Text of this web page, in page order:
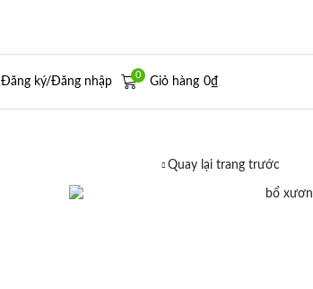
Đăng ký/Đăng nhập
0
Giỏ hàng 0₫
Quay lại trang trước